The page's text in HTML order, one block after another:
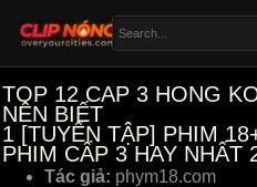
TOP 12 CAP 3 HONG
NÊN BIẾT
1 [TUYỂN TẬP] PHIM
PHIM CẤP 3 HAY NHẤT
Tác giả: phym18.com